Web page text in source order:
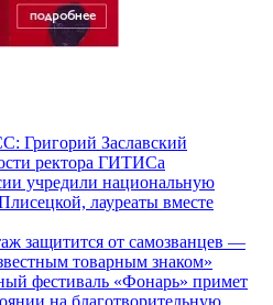
Григорий Заславский
ректора ГИТИСа
учредили национальную
лауреаты вместе
защитится от самозванцев —
товарным знаком»
фестиваль «Фонарь» примет
на благотворительную